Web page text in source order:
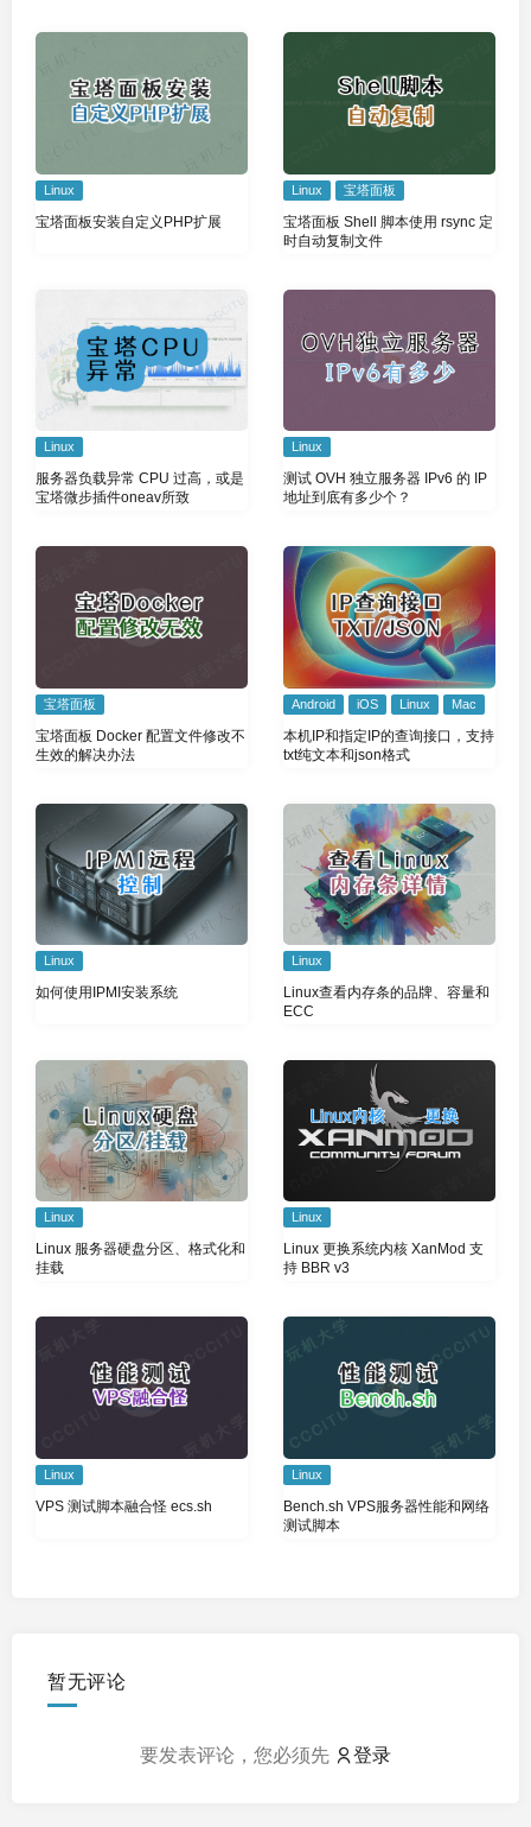
Linux
宝塔面板安装自定义PHP扩展
Linux 宝塔面板
宝塔面板 Shell 脚本使用 rsync 定
时自动复制文件
Linux
服务器负载异常 CPU 过高，或是
宝塔微步插件oneav所致
Linux
测试 OVH 独立服务器 IPv6 的 IP
地址到底有多少个？
宝塔面板
宝塔面板 Docker 配置文件修改不
生效的解决办法
Android iOS Linux Mac
本机IP和指定IP的查询接口，支持
txt纯文本和json格式
Linux
如何使用IPMI安装系统
Linux
Linux查看内存条的品牌、容量和
ECC
Linux
Linux 服务器硬盘分区、格式化和
挂载
Linux
Linux 更换系统内核 XanMod 支
持 BBR v3
Linux
VPS 测试脚本融合怪 ecs.sh
Linux
Bench.sh VPS服务器性能和网络
测试脚本
暂无评论
要发表评论，您必须先 登录